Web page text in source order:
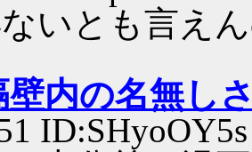
いとも言え
壁内の名無し
ID:SHyoOY5s